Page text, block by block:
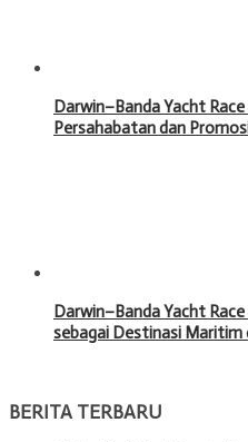
Darwin–Banda Yacht
Persahabatan dan
Darwin–Banda Yacht
sebagai Destinasi Maritim
BERITA TERBARU